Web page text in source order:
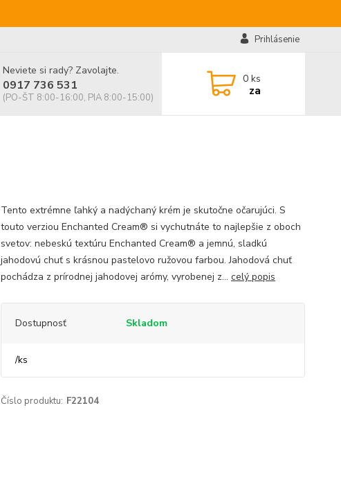
Prihlásenie
Neviete si rady? Zavolajte.
0917 736 531
(PO-ŠT 8:00-16:00, PIA 8:00-15:00)
0 ks
za
Tento extrémne ľahký a nadýchaný krém je skutočne očarujúci. S
touto verziou Enchanted Cream® si vychutnáte to najlepšie z oboch
svetov: nebeskú textúru Enchanted Cream® a jemnú, sladkú
jahodovú chuť s krásnou pastelovo ružovou farbou. Jahodová chuť
pochádza z prírodnej jahodovej arómy, vyrobenej z... celý popis
Dostupnosť Skladom
/ks
Číslo produktu: F22104